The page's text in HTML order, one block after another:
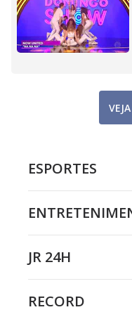
ESPORTES
JR 24H
RECORD